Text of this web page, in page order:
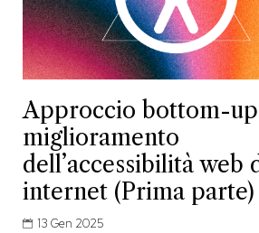
Approccio bottom-
miglioramento
dell’accessibilità web
internet (Prima parte)
13 Gen 2025